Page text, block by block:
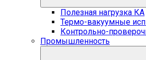
Полезная нагрузка КА
Термо-вакуумные
Контрольно-
Промышленность